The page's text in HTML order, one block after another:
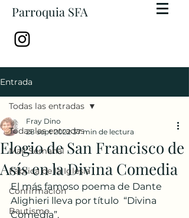
Parroquia SFA
Entrada
Todas las entradas
Mail Semanal
Fábrica de la Iglesia
Confirmación
Bautismo
Todas las entradas
Elogio de San Francisco de
Asís en la Divina Comedia
Fray Dino
28 sept 2022 37 min de lectura
El más famoso poema de Dante
Alighieri lleva por título  “Divina
Comedia”.